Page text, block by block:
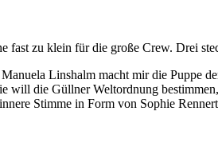
fast zu klein für die große Crew. Drei
Linshalm macht mir die Puppe
die Güllner Weltordnung
Stimme in Form von Sophie